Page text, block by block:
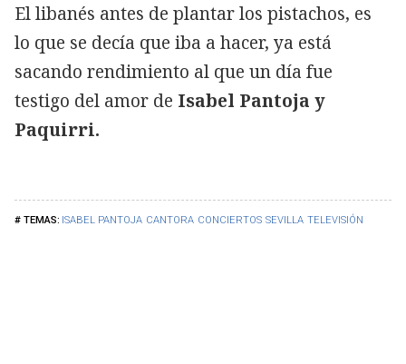
ISABEL PANTOJA CANTORA CONCIERTOS SEVILLA TELEVISIÓN
El libanés antes de plantar los pistachos, es
lo que se decía que iba a hacer, ya está
sacando rendimiento al que un día fue
testigo del amor de Isabel Pantoja y
Paquirri.